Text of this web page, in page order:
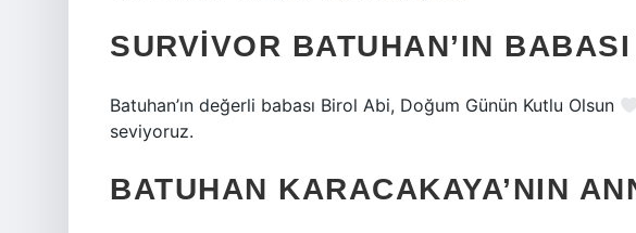
SURVIVOR BATUHAN’IN
Batuhan’ın değerli babası Birol Abi, Doğum Günün Kutlu Olsun
seviyoruz.
BATUHAN KARACAKAYA’NIN